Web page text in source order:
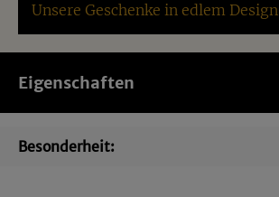
Unsere Geschenke in edlem Design
Eigenschaften
Besonderheit: